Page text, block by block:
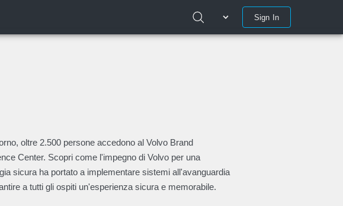
Sign In
oltre 2.500 persone accedono al Volvo Brand
Center. Scopri come l'impegno di Volvo per una
sicura ha portato a implementare sistemi all'avanguardia
a tutti gli ospiti un'esperienza sicura e memorabile.